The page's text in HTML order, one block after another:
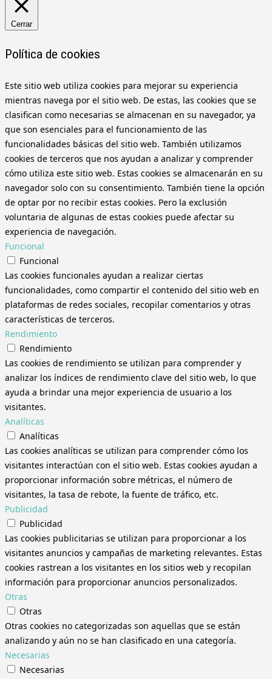
Cerrar
Política de cookies
Este sitio web utiliza cookies para mejorar su experiencia
mientras navega por el sitio web. De estas, las cookies que se
clasifican como necesarias se almacenan en su navegador, ya
que son esenciales para el funcionamiento de las
funcionalidades básicas del sitio web. También utilizamos
cookies de terceros que nos ayudan a analizar y comprender
cómo utiliza este sitio web. Estas cookies se almacenarán en su
navegador solo con su consentimiento. También tiene la opción
de optar por no recibir estas cookies. Pero la exclusión
voluntaria de algunas de estas cookies puede afectar su
experiencia de navegación.
Funcional
Funcional
Las cookies funcionales ayudan a realizar ciertas
funcionalidades, como compartir el contenido del sitio web en
plataformas de redes sociales, recopilar comentarios y otras
características de terceros.
Rendimiento
Rendimiento
Las cookies de rendimiento se utilizan para comprender y
analizar los índices de rendimiento clave del sitio web, lo que
ayuda a brindar una mejor experiencia de usuario a los
visitantes.
Analíticas
Analíticas
Las cookies analíticas se utilizan para comprender cómo los
visitantes interactúan con el sitio web. Estas cookies ayudan a
proporcionar información sobre métricas, el número de
visitantes, la tasa de rebote, la fuente de tráfico, etc.
Publicidad
Publicidad
Las cookies publicitarias se utilizan para proporcionar a los
visitantes anuncios y campañas de marketing relevantes. Estas
cookies rastrean a los visitantes en los sitios web y recopilan
información para proporcionar anuncios personalizados.
Otras
Otras
Otras cookies no categorizadas son aquellas que se están
analizando y aún no se han clasificado en una categoría.
Necesarias
Necesarias